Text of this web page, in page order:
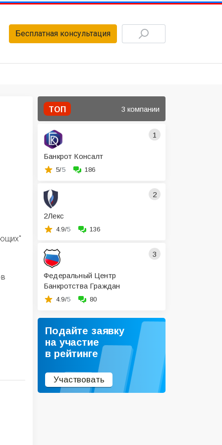
Бесплатная консультация
ТОП 3 компании
1
Банкрот Консалт
5/5 186
2
2Лекс
4.9/5 136
3
Федеральный Центр
Банкротства Граждан
4.9/5 80
Подайте заявку
на участие
в рейтинге
Участвовать